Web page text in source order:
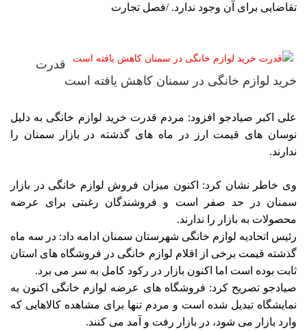
تقاضایی برای آن وجود ندارد. /فصل تجارت
قدرت
خرید لوازم خانگی در سمنان کاهش یافته است
علی اکبر صیادجو افزود: مردم قدرت خرید لوازم خانگی به دلیل
نوسان های قیمت ارز در ماه های گذشته در بازار سمنان را
ندارند.
وی خاطر نشان کرد: اکنون میزان فروش لوازم خانگی در بازار
سمنان در حد صفر است و فروشندگان رغبتی برای عرضه
محصولات به بازار را ندارند.
رئیس اتحادیه لوازم خانگی شهرستان سمنان ادامه داد: در سه ماه
گذشته قیمت برخی از اقلام لوازم خانگی در فروشگاه های استان
ثابت بوده است اما اکنون بازار در رکود کامل به سر می برد.
صیادجو تصریح کرد: فروشگاه های عرضه لوازم خانگی اکنون به
نمایشگاه تبدیل شده است و مردم تنها برای مشاهده کالاهایی که
وارد بازار می شود، در بازار رفت و آمد می کنند.